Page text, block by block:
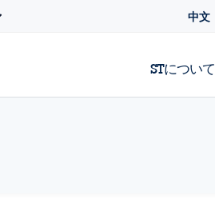
中文
STについて